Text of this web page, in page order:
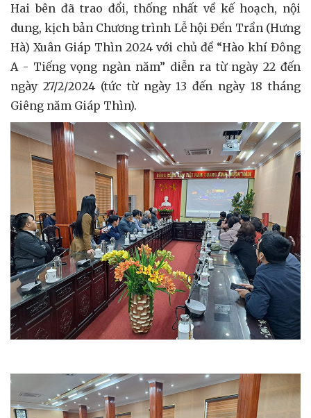
Hai bên đã trao đổi, thống nhất về kế hoạch, nội
dung, kịch bản Chương trình Lễ hội Đền Trần (Hưng
Hà) Xuân Giáp Thìn 2024 với chủ đề “Hào khí Đông
A - Tiếng vọng ngàn năm” diễn ra từ ngày 22 đến
ngày 27/2/2024 (tức từ ngày 13 đến ngày 18 tháng
Giêng năm Giáp Thìn).